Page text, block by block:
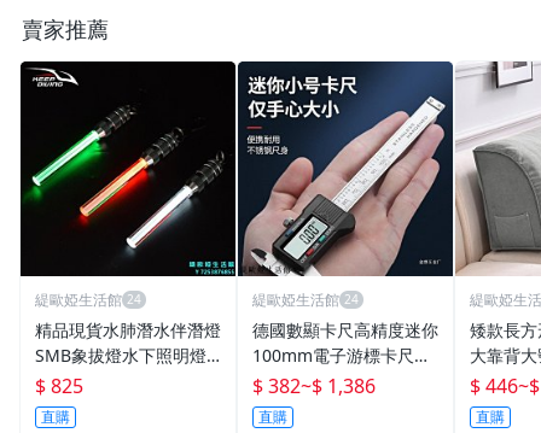
賣家推薦
緹歐婭生活館
精品現貨水肺潛水伴潛燈
SMB象拔燈水下照明燈L
ED閃爍熒光棒夜潛尾燈
QD-900
$ 825
直購
緹歐婭生活館
德國數顯卡尺高精度迷你
100mm電子游標卡尺文
玩不銹鋼游標卡金燁
$ 382~$ 1,386
直購
緹歐婭生
矮款長
大靠背
枕長條
$ 446~
直購